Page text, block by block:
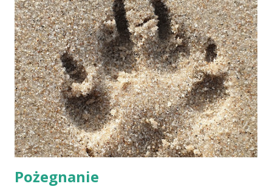
Pożegnanie